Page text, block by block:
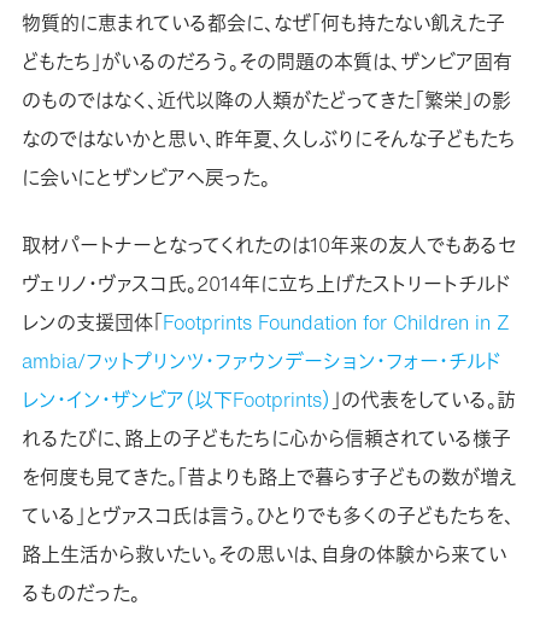
物質的に恵まれている都会に、なぜ「何も持たない飢えた子
どもたち」がいるのだろう。その問題の本質は、ザンビア固有
のものではなく、近代以降の人類がたどってきた「繁栄」の影
なのではないかと思い、昨年夏、久しぶりにそんな子どもたち
に会いにとザンビアへ戻った。
取材パートナーとなってくれたのは10年来の友人でもあるセ
ヴェリノ・ヴァスコ氏。2014年に立ち上げたストリートチルド
レンの支援団体「Footprints Foundation for Children in Z
ambia/フットプリンツ・ファウンデーション・フォー・チルド
レン・イン・ザンビア（以下Footprints） 」の代表をしている。訪
れるたびに、路上の子どもたちに心から信頼されている様子
を何度も見てきた。「昔よりも路上で暮らす子どもの数が増え
ている」とヴァスコ氏は言う。ひとりでも多くの子どもたちを、
路上生活から救いたい。その思いは、自身の体験から来てい
るものだった。